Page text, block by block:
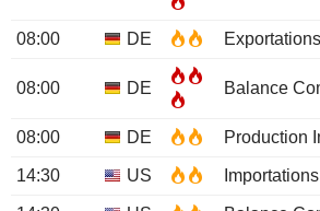
08:00 DE
08:00 DE
08:00 DE
14:30 US Importations